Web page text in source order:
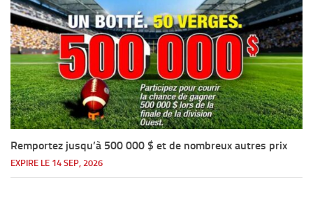
Remportez jusqu’à 500 000 $ et de nombreux autres prix
EXPIRE LE 14 SEP, 2026